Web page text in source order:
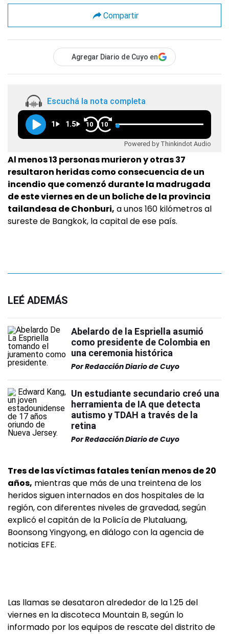
Compartir
Agregar Diario de Cuyo en
Escuchá la nota completa
1 1.5 10 10
Powered by Thinkindot Audio
Al menos 13 personas murieron y otras 37
resultaron heridas como consecuencia de un
incendio que comenzó durante la madrugada
de este viernes en de un boliche de la provincia
tailandesa de Chonburi, a unos 160 kilómetros al
sureste de Bangkok, la capital de ese país.
LEÉ ADEMÁS
Abelardo de la Espriella asumió
como presidente de Colombia en
una ceremonia histórica
PorRedacción Diario de Cuyo
Un estudiante secundario creó una
herramienta de IA que detecta
autismo y TDAH a través de la
retina
PorRedacción Diario de Cuyo
Tres de las víctimas fatales tenían menos de 20
años, mientras que más de una treintena de los
heridos siguen internados en dos hospitales de la
región, con diferentes niveles de gravedad, según
explicó el capitán de la Policía de Plutaluang,
Boonsong Yingyong, en diálogo con la agencia de
noticias EFE.
Las llamas se desataron alrededor de la 1.25 del
viernes en la discoteca Mountain B, según lo
informado por los equipos de rescate del distrito de